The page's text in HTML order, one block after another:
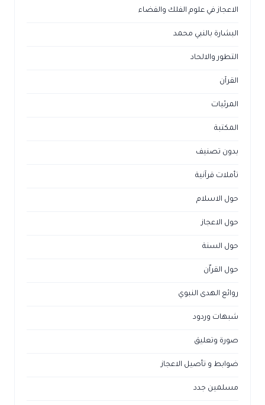
الاعجاز في علوم الفلك والفضاء
البشارة بالنبي محمد
التطور والالحاد
القرآن
المرئيات
المكتبة
بدون تصنيف
تأملات قرآنية
حول الاسلام
حول الاعجاز
حول السنة
حول القراّن
روائع الهدى النبوي
شبهات وردود
صورة وتعليق
ضوابط و تأصيل الاعجاز
مسلمين جدد